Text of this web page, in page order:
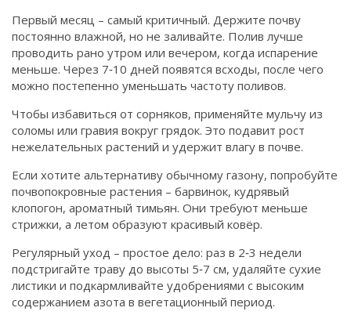
Первый месяц – самый критичный. Держите почву
постоянно влажной, но не заливайте. Полив лучше
проводить рано утром или вечером, когда испарение
меньше. Через 7‑10 дней появятся всходы, после чего
можно постепенно уменьшать частоту поливов.
Чтобы избавиться от сорняков, применяйте мульчу из
соломы или гравия вокруг грядок. Это подавит рост
нежелательных растений и удержит влагу в почве.
Если хотите альтернативу обычному газону, попробуйте
почвопокровные растения – барвинок, кудрявый
клопогон, ароматный тимьян. Они требуют меньше
стрижки, а летом образуют красивый ковёр.
Регулярный уход – простое дело: раз в 2‑3 недели
подстригайте траву до высоты 5‑7 см, удаляйте сухие
листики и подкармливайте удобрениями с высоким
содержанием азота в вегетационный период.